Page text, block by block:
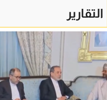
التقارير